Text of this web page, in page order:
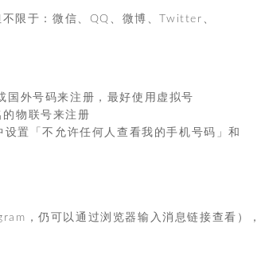
限于：微信、QQ、微博、Twitter、
外号码来注册，最好使用虚拟号
物联号来注册
置「不允许任何人查看我的手机号码」和
，仍可以通过浏览器输入消息链接查看），